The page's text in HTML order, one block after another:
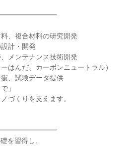
、複合材料の研究開発
計・開発
メンテナンス技術開発
はんだ、カーボンニュートラル）
、試験データ提供
」
づくりを支えます。
を習得し、